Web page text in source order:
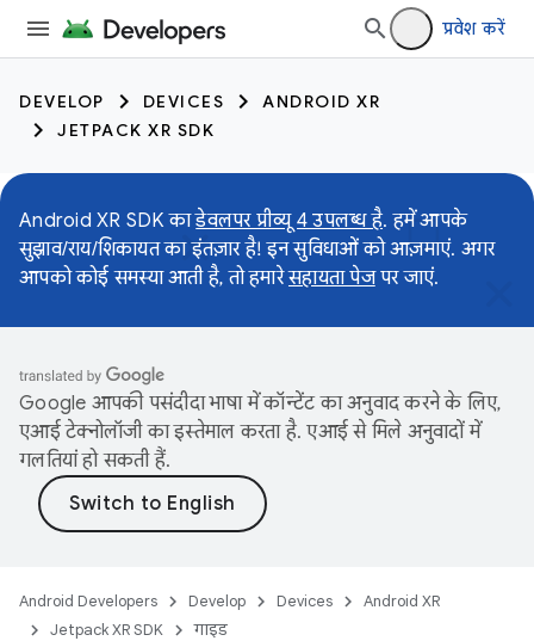
प्रवेश करें
DEVELOP DEVICES
ANDROID XR
JETPACK XR SDK
Android XR SDK काडेवलपर प्रीव्यू 4 उपलब्ध है. हमें आपके
सुझाव/राय/शिकायत का इंतज़ार है! इन सुविधाओं को आज़माएं. अगर
आपको कोई समस्या आती है, तो हमारेसहायता पेजपर जाएं.
Google आपकी पसंदीदा भाषा में कॉन्टेंट का अनुवाद करने के लिए,
एआई टेक्नोलॉजी का इस्तेमाल करता है. एआई से मिले अनुवादों में
गलतियां हो सकती हैं.
Android Developers Develop Devices
Android XR
Jetpack XR SDK
गाइड